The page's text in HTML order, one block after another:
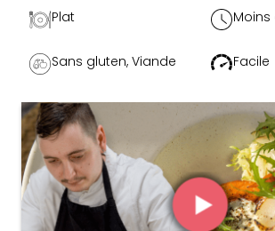
Plat Moins
Sans gluten, Viande Facile